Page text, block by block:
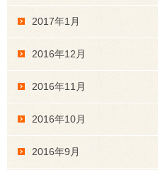
2017年1月
2016年12月
2016年11月
2016年10月
2016年9月